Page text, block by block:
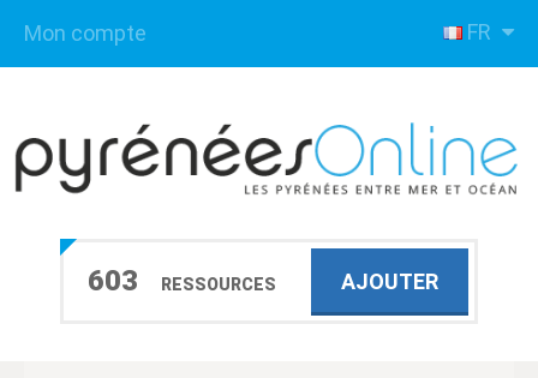
FR
Mon compte
603 RESSOURCES AJOUTER